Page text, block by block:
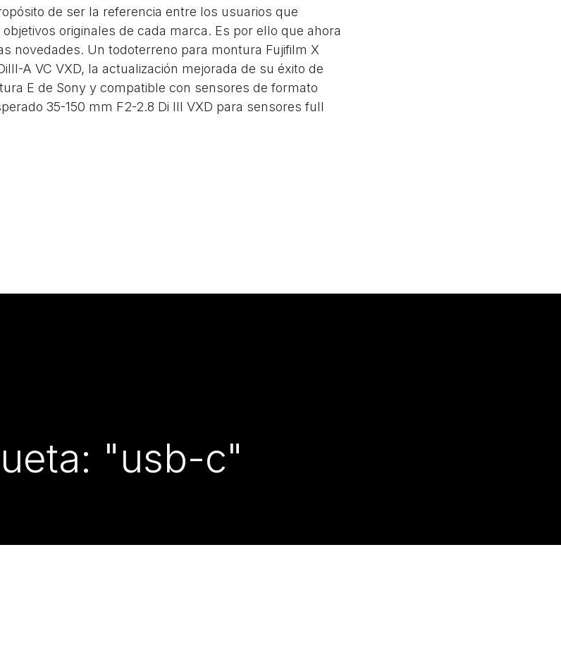
de ser la referencia entre los usuarios que
originales de cada marca. Es por ello que ahora
novedades. Un todoterreno para montura Fujifilm X
A VC VXD, la actualización mejorada de su éxito de
E de Sony y compatible con sensores de formato
35-150 mm F2-2.8 Di III VXD para sensores full
"usb-c"